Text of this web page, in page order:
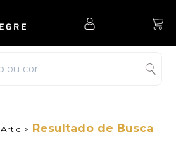
Artic Resultado de Busca